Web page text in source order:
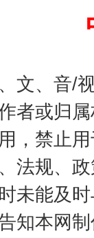
文、音/
者或归
，禁止
法规、
未能及
知本网